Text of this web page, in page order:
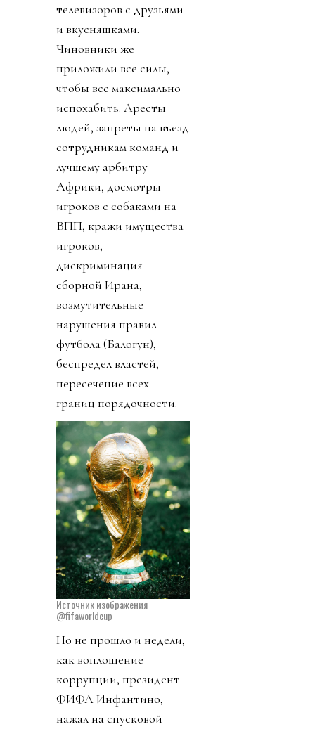
телевизоров с друзьями
и вкусняшками.
Чиновники же
приложили все силы,
чтобы все максимально
испохабить. Аресты
людей, запреты на въезд
сотрудникам команд и
лучшему арбитру
Африки, досмотры
игроков с собаками на
ВПП, кражи имущества
игроков,
дискриминация
сборной Ирана,
возмутительные
нарушения правил
футбола (Балогун),
беспредел властей,
пересечение всех
границ порядочности.
Источник изображения
@fifaworldcup
Но не прошло и недели,
как воплощение
коррупции, президент
ФИФА Инфантино,
нажал на спусковой